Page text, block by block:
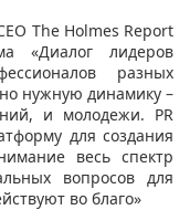
The Holmes Report
«Диалог лидеров
разных
нужную динамику –
и молодежи. PR
для создания
весь спектр
вопросов для
во благо»